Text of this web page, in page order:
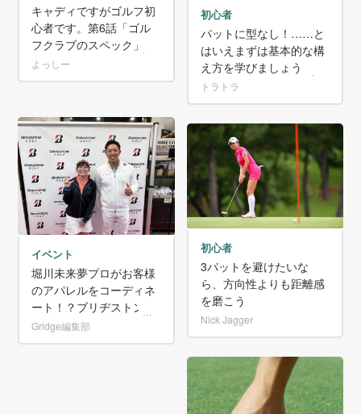
キャディですがゴルフ初
心者です。第6話「ゴル
フクラブのスペック」
よっしー
初心者
パットに型なし！……と
はいえまずは基本的な構
え方を学びましょう！
トラトラ
イベント
堀川未来夢プロがお客様
のアパレルをコーディネ
ート！？ブリヂストンゴ
ルフトークショー＆イベ
ント開催
Gridge編集部
初心者
3パットを避けたいな
ら、方向性よりも距離感
を磨こう
Nick Jagger